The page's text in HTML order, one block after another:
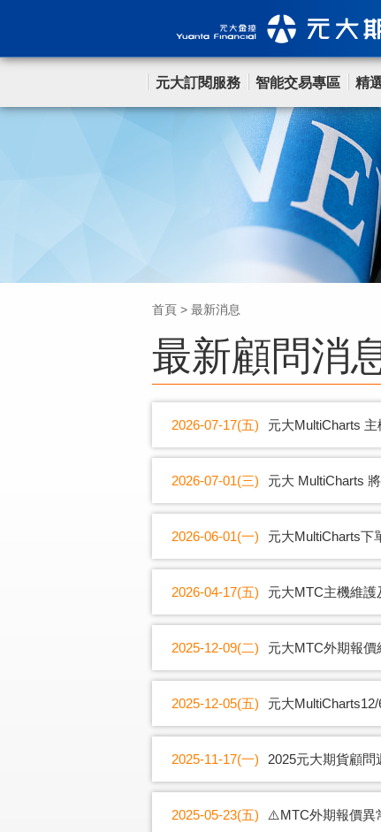
元大訂閱服務 智能交易專區 精
首頁 > 最新消息
最新顧問消
2026-07-17(五) 元大MultiCharts
2026-07-01(三) 元大 MultiCharts
2026-06-01(一) 元大MultiCharts下
2026-04-17(五) 元大MTC主機維護
2025-12-09(二) 元大MTC外期報價
2025-12-05(五) 元大
2025-11-17(一) 2025元大期貨顧問
2025-05-23(五) ⚠️MTC外期報價異